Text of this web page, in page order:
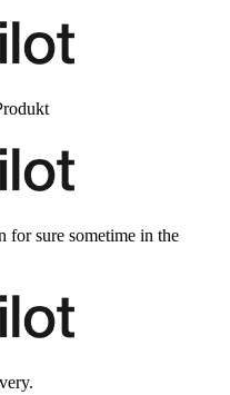
for sure sometime in the